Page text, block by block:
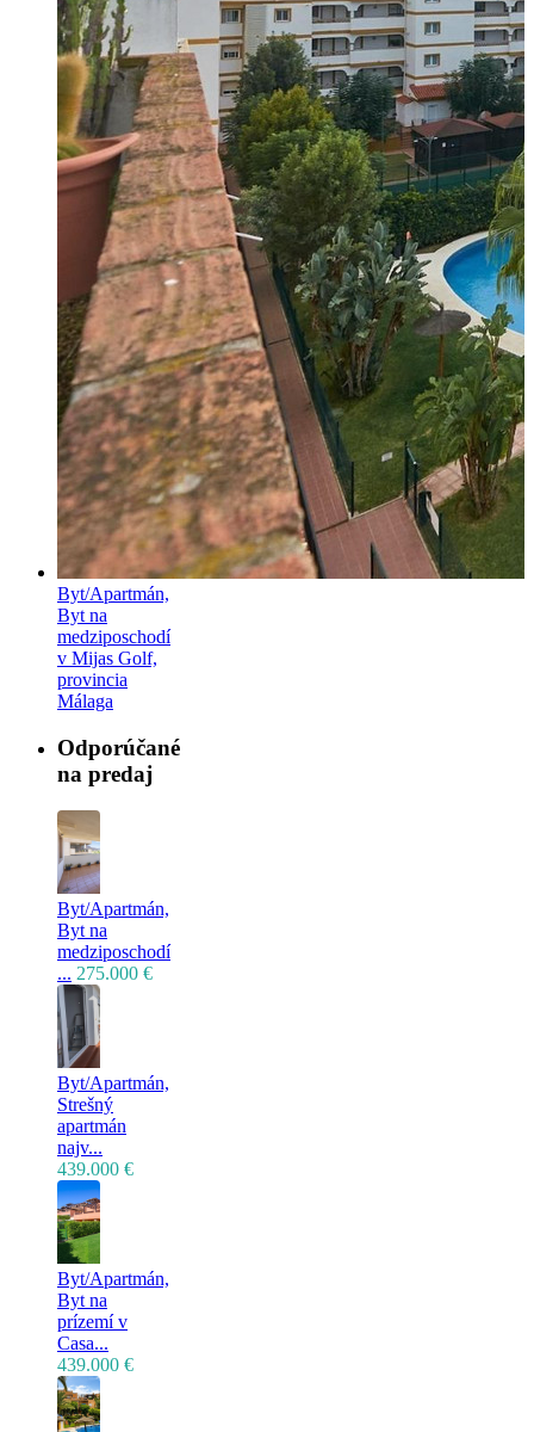
Byt/Apartmán,
Byt na
medziposchodí
v Mijas Golf,
provincia
Málaga
Odporúčané
na predaj
Byt/Apartmán,
Byt na
medziposchodí
... 275.000 €
Byt/Apartmán,
Strešný
apartmán
najv...
439.000 €
Byt/Apartmán,
Byt na
prízemí v
Casa...
439.000 €